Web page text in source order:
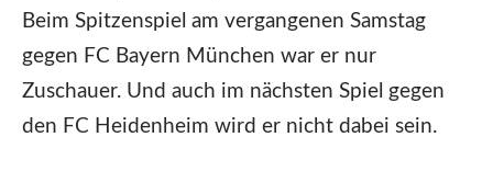
Beim Spitzenspiel am vergangenen Samstag
gegen FC Bayern München war er nur
Zuschauer. Und auch im nächsten Spiel gegen
den FC Heidenheim wird er nicht dabei sein.